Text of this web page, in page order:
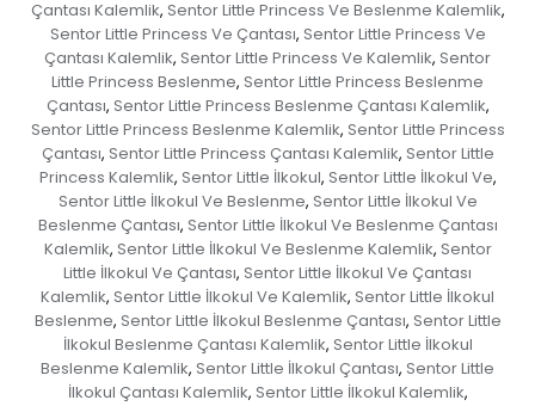
Çantası Kalemlik, Sentor Little Princess Ve Beslenme Kalemlik,
Sentor Little Princess Ve Çantası, Sentor Little Princess Ve
Çantası Kalemlik, Sentor Little Princess Ve Kalemlik, Sentor
Little Princess Beslenme, Sentor Little Princess Beslenme
Çantası, Sentor Little Princess Beslenme Çantası Kalemlik,
Sentor Little Princess Beslenme Kalemlik, Sentor Little Princess
Çantası, Sentor Little Princess Çantası Kalemlik, Sentor Little
Princess Kalemlik, Sentor Little İlkokul, Sentor Little İlkokul Ve,
Sentor Little İlkokul Ve Beslenme, Sentor Little İlkokul Ve
Beslenme Çantası, Sentor Little İlkokul Ve Beslenme Çantası
Kalemlik, Sentor Little İlkokul Ve Beslenme Kalemlik, Sentor
Little İlkokul Ve Çantası, Sentor Little İlkokul Ve Çantası
Kalemlik, Sentor Little İlkokul Ve Kalemlik, Sentor Little İlkokul
Beslenme, Sentor Little İlkokul Beslenme Çantası, Sentor Little
İlkokul Beslenme Çantası Kalemlik, Sentor Little İlkokul
Beslenme Kalemlik, Sentor Little İlkokul Çantası, Sentor Little
İlkokul Çantası Kalemlik, Sentor Little İlkokul Kalemlik,